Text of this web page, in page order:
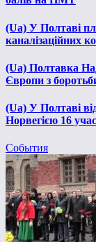
(Ua) У Полтаві
каналізаційних
(Ua) Полтавка
Європи з
(Ua) У Полтаві
Норвегією 16
События